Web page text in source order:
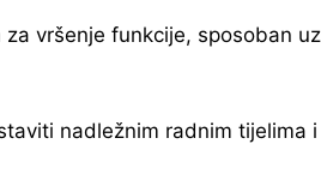
vršenje funkcije, sposoban
nadležnim radnim tijelima